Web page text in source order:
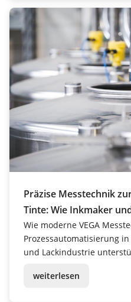
Präzise Messtechnik
Tinte: Wie Inkmaker
Prozesssicherheit
Wie moderne VEGA
Prozessautomatisierung
und Lackindustrie
weiterlesen